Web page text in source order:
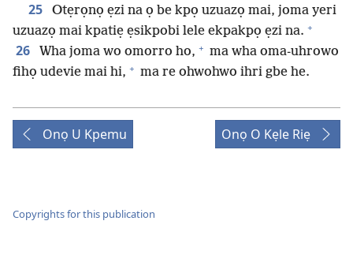
25
Otẹrọnọ ẹzi na ọ be kpọ uzuazọ mai, joma yeri
uzuazọ mai kpatiẹ ẹsikpobi lele ekpakpọ ẹzi na. +
26 Wha joma wo omorro ho, + ma wha oma-uhrowo
fihọ udevie mai hi, + ma re ohwohwo ihri gbe he.
Onọ U Kpemu Onọ O Kẹle Riẹ
Copyrights for this publication